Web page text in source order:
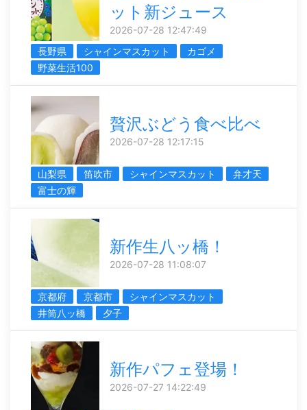
ット新ジュース
2026-07-28 12:47:49
長野県
シャインマスカット
カゴメ
野菜生活100
贅沢ぶどう食べ比べ
2026-07-28 12:17:15
山梨県 笛吹市 シャインマスカット
弁才天
富士の輝
新作生八ッ橋！
2026-07-28 11:08:07
京都府 京都市
シャインマスカット
井筒八ッ橋
夕子
新作パフェ登場！
2026-07-27 14:22:49